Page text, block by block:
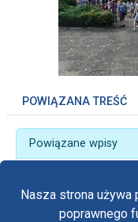
Nasza strona
poprawnego
POWIĄZANA TREŚĆ
Powiązane wpisy
mocną wiarą,